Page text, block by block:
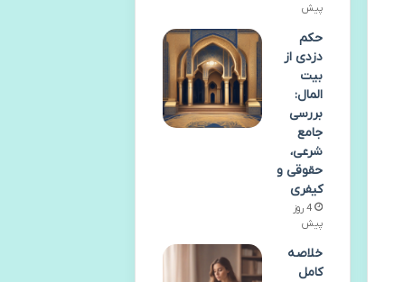
پیش
حکم
دزدی از
بیت
المال:
بررسی
جامع
شرعی،
حقوقی و
کیفری
4 روز
پیش
خلاصه
کامل